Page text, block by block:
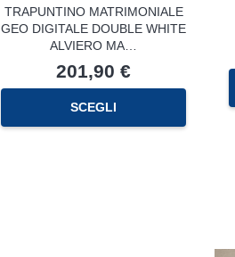
TRAPUNTINO MATRIMONIALE
GEO DIGITALE DOUBLE WHITE
ALVIERO MA…
201,90 €
SCEGLI